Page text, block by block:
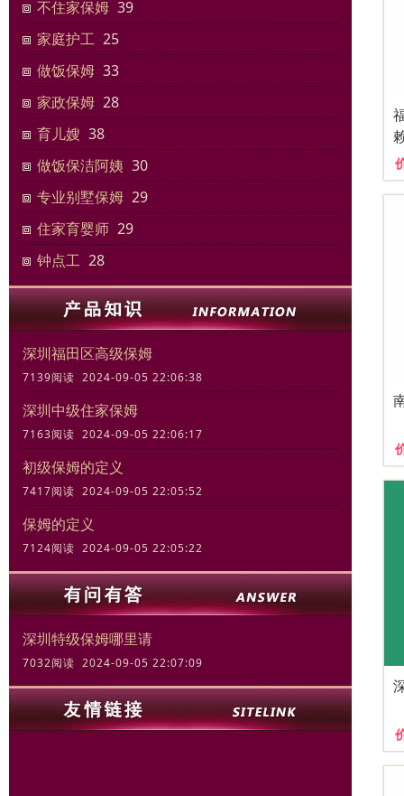
不住家保姆 39
家庭护工 25
做饭保姆 33
家政保姆 28
育儿嫂 38
做饭保洁阿姨 30
专业别墅保姆 29
住家‌‌育婴师 29
钟点工 28
深圳福田区高级保姆
7139阅读 2024-09-05 22:06:38
深圳中级住家保姆
7163阅读 2024-09-05 22:06:17
初级保姆的定义
7417阅读 2024-09-05 22:05:52
保姆的定义
7124阅读 2024-09-05 22:05:22
深圳特级保姆哪里请
7032阅读 2024-09-05 22:07:09